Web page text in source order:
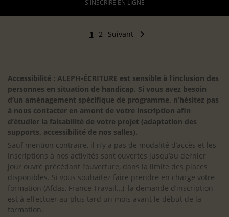
S'INSCRIRE EN LIGNE
1 2 Suivant
Accessibilité : ALEPH-ÉCRITURE est sensible à l’inclusion des
personnes en situation de handicap. Si vous avez besoin
d’un aménagement spécifique de programme, n’hésitez pas
à nous contacter en amont de votre inscription afin
d’étudier la faisabilité de votre projet (adaptation des
supports, accessibilité de nos salles).
Sauf mention contraire, il n’y a pas de modalité d’accès et les
inscriptions à nos activités sont ouvertes jusqu’au dernier
jour ouvré précédant l’ouverture, dans la limite des places
disponibles. Si vous souhaitez faire prendre en charge votre
formation (Afdas, France Travail…), la demande d’inscription
est à effectuer au plus tard un mois avant le début de la
formation.